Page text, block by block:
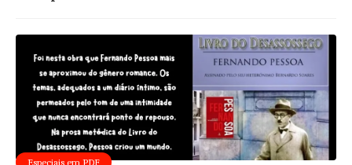
Especiais em PDF